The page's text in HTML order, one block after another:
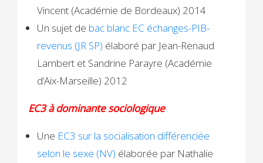
Vincent (Académie de Bordeaux) 2014
Un sujet de bac blanc EC échanges-PIB-
revenus (JR SP) élaboré par Jean-Renaud
Lambert et Sandrine Parayre (Académie
d’Aix-Marseille) 2012
EC3 à dominante sociologique
Une EC3 sur la socialisation différenciée
selon le sexe (NV) élaborée par Nathalie